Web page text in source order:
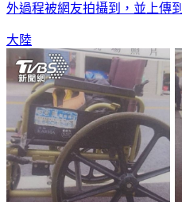
外過程被網友拍攝到，並上傳
大陸